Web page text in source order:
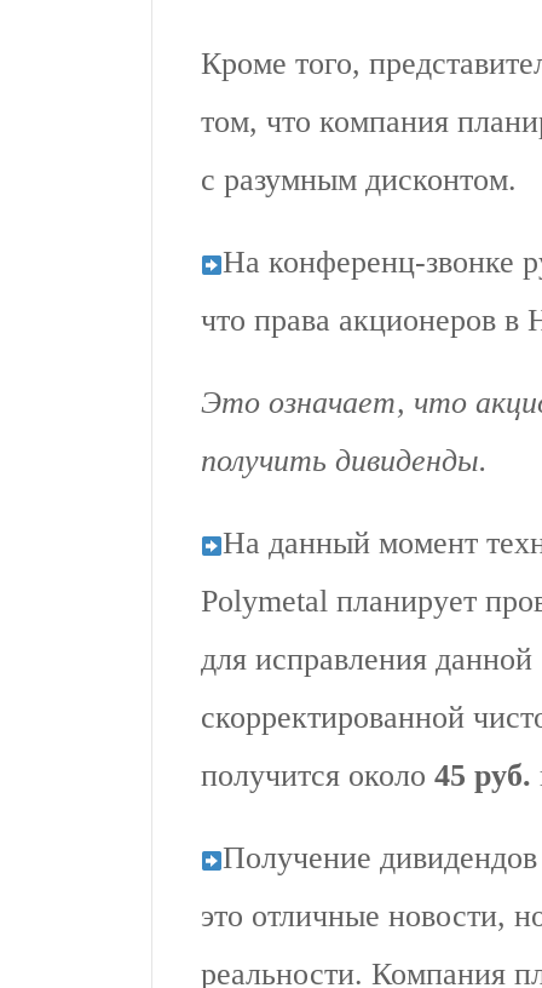
Кроме того,
том, что компания
с разумным дисконтом.
На конференц-звонке
что права акционеров в
Это означает, что
получить дивиденды.
На данный момент
Polymetal планирует
для исправления
скорректированной
получится около 45 руб.
Получение
это отличные новости,
реальности. Компания